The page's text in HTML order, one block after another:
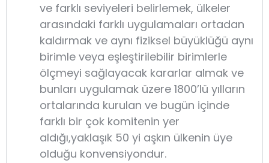
ve farklı seviyeleri belirlemek, ülkeler
arasındaki farklı uygulamaları ortadan
kaldırmak ve aynı fiziksel büyüklüğü aynı
birimle veya eşleştirilebilir birimlerle
ölçmeyi sağlayacak kararlar almak ve
bunları uygulamak üzere 1800’lü yılların
ortalarında kurulan ve bugün içinde
farklı bir çok komitenin yer
aldığı,yaklaşık 50 yi aşkın ülkenin üye
olduğu konvensiyondur.